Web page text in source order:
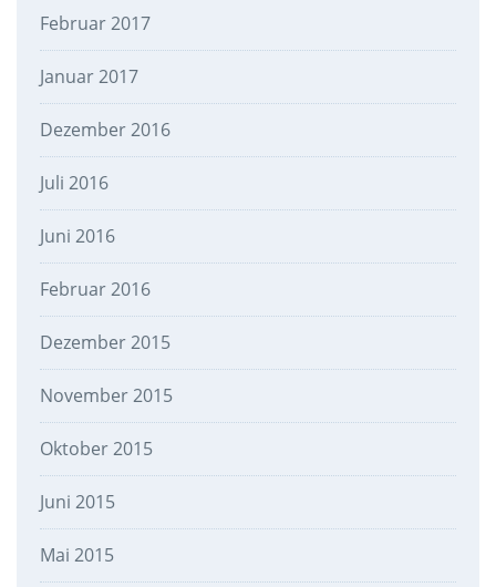
Februar 2017
Januar 2017
Dezember 2016
Juli 2016
Juni 2016
Februar 2016
Dezember 2015
November 2015
Oktober 2015
Juni 2015
Mai 2015